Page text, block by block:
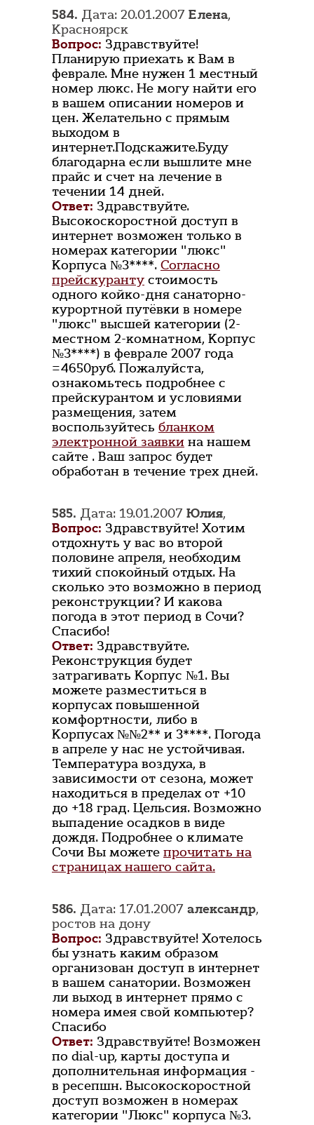
584. Дата: 20.01.2007 Елена,
Красноярск
Вопрос: Здравствуйте!
Планирую приехать к Вам в
феврале. Мне нужен 1 местный
номер люкс. Не могу найти его
в вашем описании номеров и
цен. Желательно с прямым
выходом в
интернет.Подскажите.Буду
благодарна если вышлите мне
прайс и счет на лечение в
течении 14 дней.
Ответ: Здравствуйте.
Высокоскоростной доступ в
интернет возможен только в
номерах категории "люкс"
Корпуса №3****. Согласно
прейскуранту стоимость
одного койко-дня санаторно-
курортной путёвки в номере
"люкс" высшей категории (2-
местном 2-комнатном, Корпус
№3****) в феврале 2007 года
=4650руб. Пожалуйста,
ознакомьтесь подробнее с
прейскурантом и условиями
размещения, затем
воспользуйтесь бланком
электронной заявки на нашем
сайте . Ваш запрос будет
обработан в течение трех дней.
585. Дата: 19.01.2007 Юлия,
Вопрос: Здравствуйте! Хотим
отдохнуть у вас во второй
половине апреля, необходим
тихий спокойный отдых. На
сколько это возможно в период
реконструкции? И какова
погода в этот период в Сочи?
Спасибо!
Ответ: Здравствуйте.
Реконструкция будет
затрагивать Корпус №1. Вы
можете разместиться в
корпусах повышенной
комфортности, либо в
Корпусах №№2** и 3****. Погода
в апреле у нас не устойчивая.
Температура воздуха, в
зависимости от сезона, может
находиться в пределах от +10
до +18 град. Цельсия. Возможно
выпадение осадков в виде
дождя. Подробнее о климате
Сочи Вы можете прочитать на
страницах нашего сайта.
586. Дата: 17.01.2007 александр,
ростов на дону
Вопрос: Здравствуйте! Хотелось
бы узнать каким образом
организован доступ в интернет
в вашем санатории. Возможен
ли выход в интернет прямо с
номера имея свой компьютер?
Спасибо
Ответ: Здравствуйте! Возможен
по dial-up, карты доступа и
дополнительная информация -
в ресепшн. Высокоскоростной
доступ возможен в номерах
категории "Люкс" корпуса №3.